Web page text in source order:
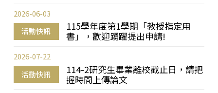
活動快訊
115學年度第1學期「教授指定用
書」，歡迎踴躍提出申請!
2026-06-03
活動快訊
114-2研究生畢業離校截止日，請把
握時間上傳論文
2026-07-22